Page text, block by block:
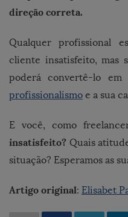
direção correta.
Qualquer profissional
cliente insatisfeito, mas
poderá convertê-lo
profissionalismo e a sua
E você, como
insatisfeito? Quais
situação? Esperamos as
Artigo original: Elisabet